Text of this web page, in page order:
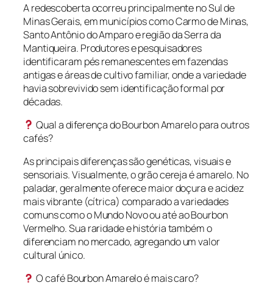
A redescoberta ocorreu principalmente no Sul de
Minas Gerais, em municípios como Carmo de Minas,
Santo Antônio do Amparo e região da Serra da
Mantiqueira. Produtores e pesquisadores
identificaram pés remanescentes em fazendas
antigas e áreas de cultivo familiar, onde a variedade
havia sobrevivido sem identificação formal por
décadas.
Qual a diferença do Bourbon Amarelo para outros
cafés?
As principais diferenças são genéticas, visuais e
sensoriais. Visualmente, o grão cereja é amarelo. No
paladar, geralmente oferece maior doçura e acidez
mais vibrante (cítrica) comparado a variedades
comuns como o Mundo Novo ou até ao Bourbon
Vermelho. Sua raridade e história também o
diferenciam no mercado, agregando um valor
cultural único.
O café Bourbon Amarelo é mais caro?